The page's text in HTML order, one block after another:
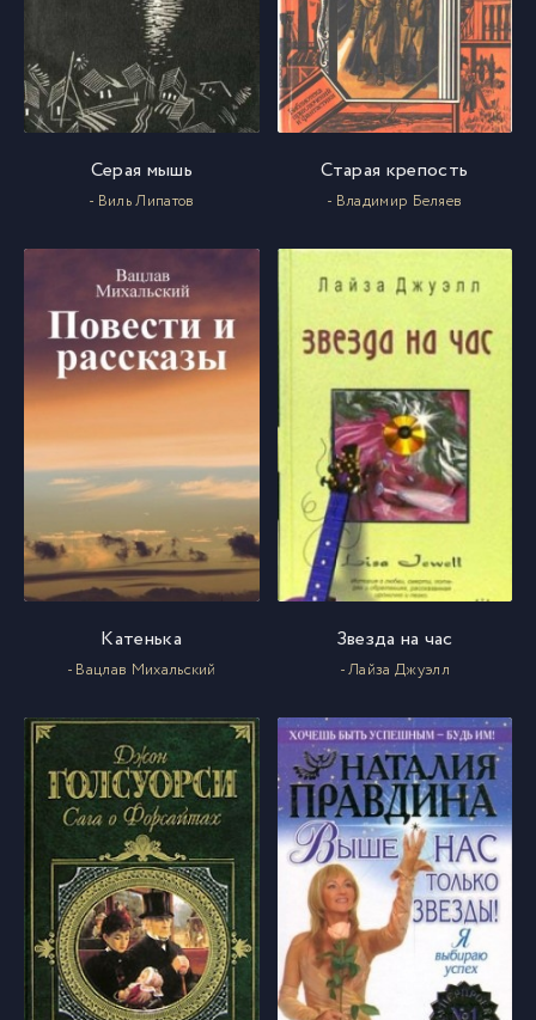
Серая мышь
- Виль Липатов
Старая крепость
- Владимир Беляев
Катенька
- Вацлав Михальский
Звезда на час
- Лайза Джуэлл